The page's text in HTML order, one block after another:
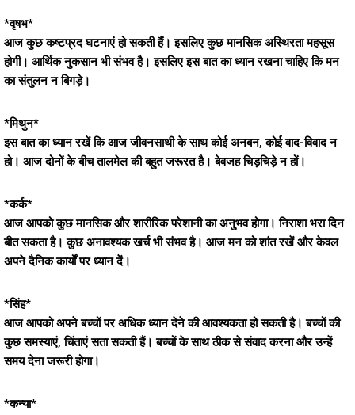
*वृषभ*
आज कुछ कष्टप्रद घटनाएं हो सकती हैं। इसलिए कुछ मानसिक अस्थिरता महसूस
होगी। आर्थिक नुकसान भी संभव है। इसलिए इस बात का ध्यान रखना चाहिए कि मन
का संतुलन न बिगड़े।
*मिथुन*
इस बात का ध्यान रखें कि आज जीवनसाथी के साथ कोई अनबन, कोई वाद-विवाद न
हो। आज दोनों के बीच तालमेल की बहुत जरूरत है। बेवजह चिड़चिड़े न हों।
*कर्क*
आज आपको कुछ मानसिक और शारीरिक परेशानी का अनुभव होगा। निराशा भरा दिन
बीत सकता है। कुछ अनावश्यक खर्च भी संभव है। आज मन को शांत रखें और केवल
अपने दैनिक कार्यों पर ध्यान दें।
*सिंह*
आज आपको अपने बच्चों पर अधिक ध्यान देने की आवश्यकता हो सकती है। बच्चों की
कुछ समस्याएं, चिंताएं सता सकती हैं। बच्चों के साथ ठीक से संवाद करना और उन्हें
समय देना जरूरी होगा।
*कन्या*